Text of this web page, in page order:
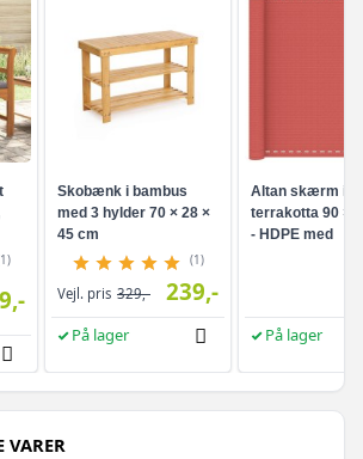
Skobænk i bambus
med 3 hylder 70 × 28 ×
45 cm
(1)
Vejl. pris 329,- 239,-
På lager
Altan skærm i
terrakotta 90 ×
- HDPE med
På lager
VARER